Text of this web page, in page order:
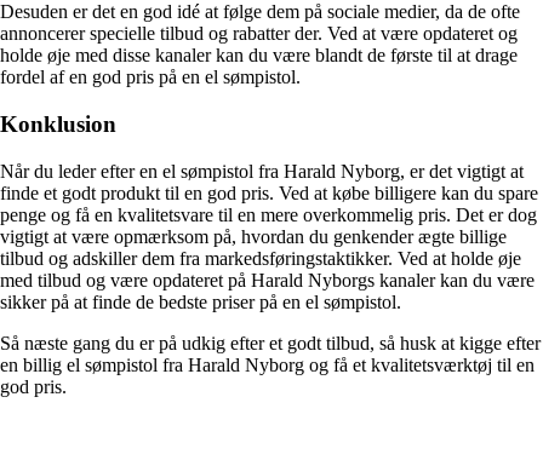
Desuden er det en god idé at følge dem på sociale medier, da de ofte
annoncerer specielle tilbud og rabatter der. Ved at være opdateret og
holde øje med disse kanaler kan du være blandt de første til at drage
fordel af en god pris på en el sømpistol.
Konklusion
Når du leder efter en el sømpistol fra Harald Nyborg, er det vigtigt at
finde et godt produkt til en god pris. Ved at købe billigere kan du spare
penge og få en kvalitetsvare til en mere overkommelig pris. Det er dog
vigtigt at være opmærksom på, hvordan du genkender ægte billige
tilbud og adskiller dem fra markedsføringstaktikker. Ved at holde øje
med tilbud og være opdateret på Harald Nyborgs kanaler kan du være
sikker på at finde de bedste priser på en el sømpistol.
Så næste gang du er på udkig efter et godt tilbud, så husk at kigge efter
en billig el sømpistol fra Harald Nyborg og få et kvalitetsværktøj til en
god pris.